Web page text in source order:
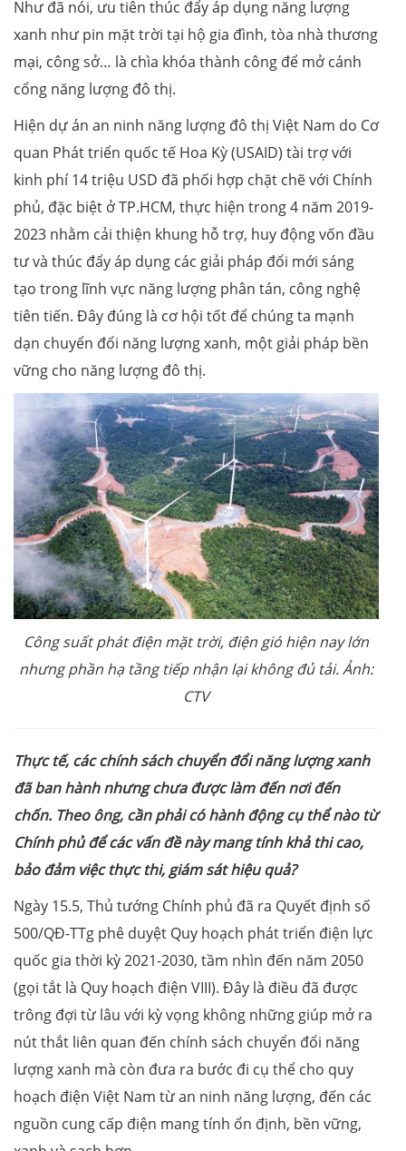
Như đã nói, ưu tiên thúc đẩy áp dụng năng lượng
xanh như pin mặt trời tại hộ gia đình, tòa nhà thương
mại, công sở… là chìa khóa thành công để mở cánh
cổng năng lượng đô thị.
Hiện dự án an ninh năng lượng đô thị Việt Nam do Cơ
quan Phát triển quốc tế Hoa Kỳ (USAID) tài trợ với
kinh phí 14 triệu USD đã phối hợp chặt chẽ với Chính
phủ, đặc biệt ở TP.HCM, thực hiện trong 4 năm 2019-
2023 nhằm cải thiện khung hỗ trợ, huy động vốn đầu
tư và thúc đẩy áp dụng các giải pháp đổi mới sáng
tạo trong lĩnh vực năng lượng phân tán, công nghệ
tiên tiến. Đây đúng là cơ hội tốt để chúng ta mạnh
dạn chuyển đổi năng lượng xanh, một giải pháp bền
vững cho năng lượng đô thị.
Công suất phát điện mặt trời, điện gió hiện nay lớn
nhưng phần hạ tầng tiếp nhận lại không đủ tải. Ảnh:
CTV
Thực tế, các chính sách chuyển đổi năng lượng xanh
đã ban hành nhưng chưa được làm đến nơi đến
chốn. Theo ông, cần phải có hành động cụ thể nào từ
Chính phủ để các vấn đề này mang tính khả thi cao,
bảo đảm việc thực thi, giám sát hiệu quả?
Ngày 15.5, Thủ tướng Chính phủ đã ra Quyết định số
500/QĐ-TTg phê duyệt Quy hoạch phát triển điện lực
quốc gia thời kỳ 2021-2030, tầm nhìn đến năm 2050
(gọi tắt là Quy hoạch điện VIII). Đây là điều đã được
trông đợi từ lâu với kỳ vọng không những giúp mở ra
nút thắt liên quan đến chính sách chuyển đổi năng
lượng xanh mà còn đưa ra bước đi cụ thể cho quy
hoạch điện Việt Nam từ an ninh năng lượng, đến các
nguồn cung cấp điện mang tính ổn định, bền vững,